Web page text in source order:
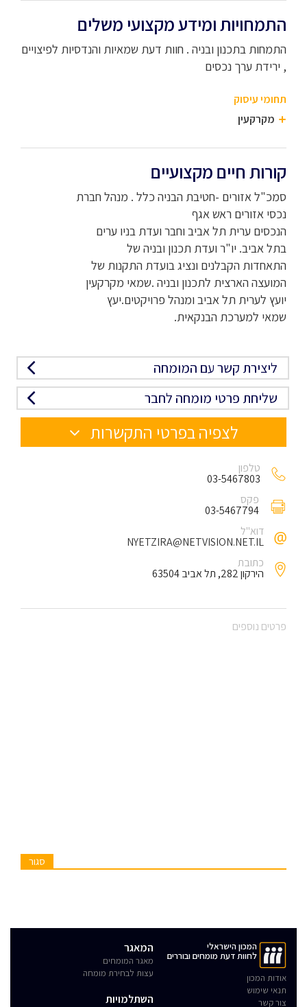
התמחויות ומידע מקצועי משלים
התמחות בתכנון ובניה . חוות דעת שמאיות והנדסיות לפיצויים
, ירידת ערך נכסים
תחומי עיסוק
מקרקעין
קורות חיים מקצועיים
סמכ"ל אזורים -חטיבת הבניה כלל . מנהל חברת
נכסי אזורים ראש אגף
הנכסים ערית תל אביב וחבר ועדת בניו ערים
בתל אביב. יו"ר ועדת תכנון ובניה של
התאחדות הקבלנים ונציג בועדת התקנות של
המועצה הארצית לתכנון ובניה .שמאי מקרקעין
יועץ לערית תל אביב ומנהל פרויקטים.יעץ
שמאי למערכת הבנקאית.
ליצירת קשר עם המומחה
שליחת פרטי מומחה לחבר
לצפיה בפרטי התקשרות
טלפון
03-5467803
פקס
03-5467794
דוא"ל
NYETZIRA@NETVISION.NET.IL
כתובת
הירקון 282, תל אביב 63504
פרטים נוספים
סגור
המכון הישראלי
לחוות דעת מומחים ובוררים
אודות המכון
תנאי שימוש
צור קשר
המאגר
מאגר המומחים
עצות לבחירת מומחה
השתלמויות